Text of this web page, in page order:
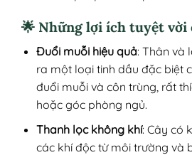
🌟 Những lợi ích tuyệt vời
Đuổi muỗi hiệu quả: Thân và
ra một loại tinh dầu đặc biệt
đuổi muỗi và côn trùng, rất
hoặc góc phòng ngủ.
Thanh lọc không khí: Cây có
các khí độc từ môi trường và